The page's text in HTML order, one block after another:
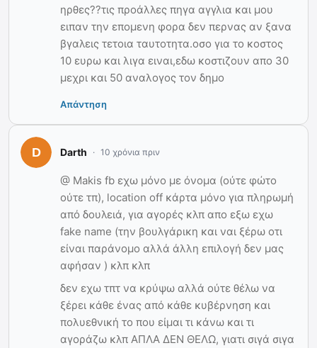
ηρθες??τις προάλλες πηγα αγγλια και μου
ειπαν την επομενη φορα δεν περνας αν ξανα
βγαλεις τετοια ταυτοτητα.οσο για το κοστος
10 ευρω και λιγα ειναι,εδω κοστιζουν απο 30
μεχρι και 50 αναλογος τον δημο
Απάντηση
Darth 10 χρόνια πριν
@ Makis fb εχω μόνο με όνομα (ούτε φώτο
ούτε τπ), location off κάρτα μόνο για πληρωμή
από δουλειά, για αγορές κλπ απο εξω εχω
fake name (την βουλγάρικη και ναι ξέρω οτι
είναι παράνομο αλλά άλλη επιλογή δεν μας
αφήσαν ) κλπ κλπ
δεν εχω τπτ να κρύψω αλλά ούτε θέλω να
ξέρει κάθε ένας από κάθε κυβέρνηση και
πολυεθνική το που είμαι τι κάνω και τι
αγοράζω κλπ ΑΠΛΑ ΔΕΝ ΘΕΛΩ, γιατι σιγά σιγα